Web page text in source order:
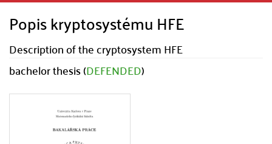
Popis kryptosystému HFE
Description of the cryptosystem HFE
bachelor thesis (DEFENDED)